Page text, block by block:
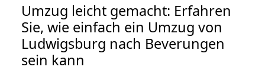
Umzug leicht gemacht: Erfahren
Sie, wie einfach ein Umzug von
Ludwigsburg nach Beverungen
sein kann